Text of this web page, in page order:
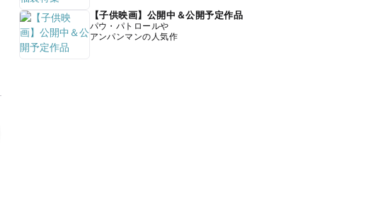
【子供映画】公開中＆公開予定作品
パウ・パトロールや
アンパンマンの人気作